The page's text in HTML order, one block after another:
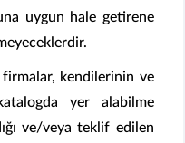
uygun hale getirene
kendilerinin ve
yer alabilme
ve/veya teklif edilen